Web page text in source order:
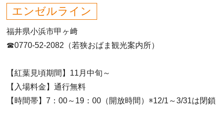
エンゼルライン
福井県小浜市甲ヶ﨑
☎0770-52-2082（若狭おばま観光案内所）
【紅葉見頃期間】11月中旬～
【入場料金】通行無料
【時間帯】7：00～19：00（開放時間）※12/1～3/31は閉鎖